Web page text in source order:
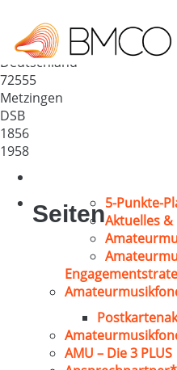
Metzingen
Deutschland
72555
Metzingen
DSB
1856
1958
Seiten5-Punkte-
Aktuelles
AMU – Die 3 PLUS